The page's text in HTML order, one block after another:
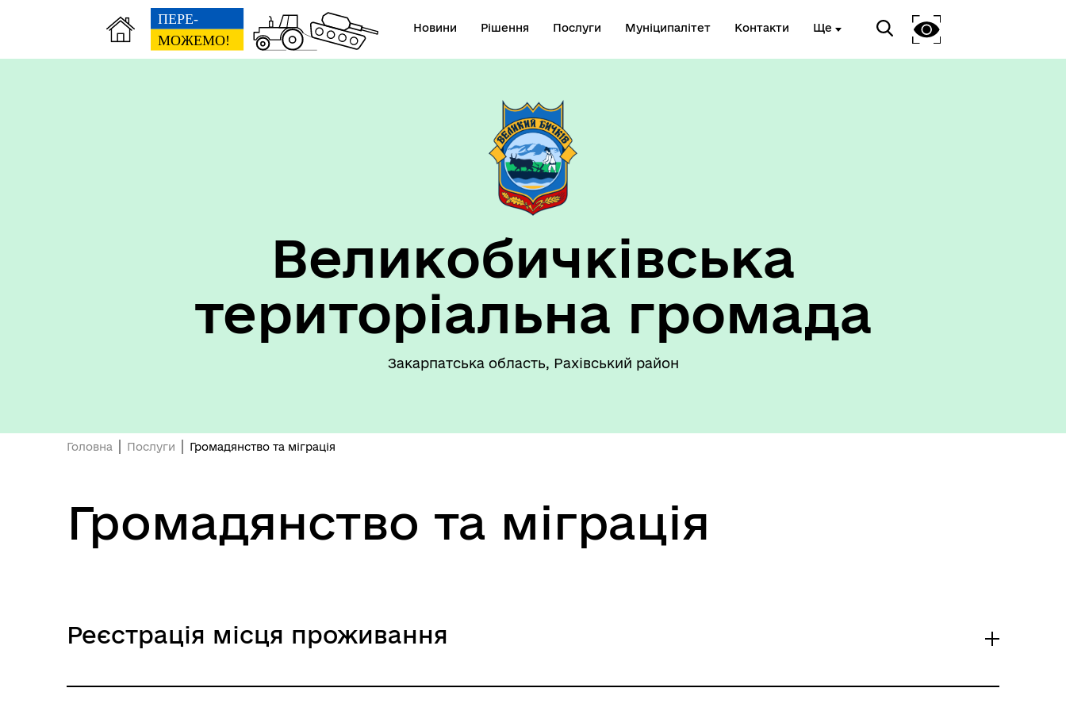
Новини Рішення Послуги Муніципалітет Контакти Ще
установ Великобичківської ТГ
Великобичківська
територіальна громада
Закарпатська область, Рахівський район
Головна Послуги Громадянство та міграція
Громадянство та міграція
Реєстрація місця проживання